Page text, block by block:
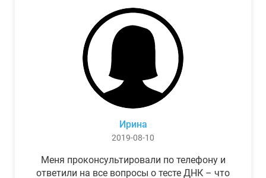
Ирина
2019-08-10
Меня проконсультировали по телефону и
ответили на все вопросы о тесте ДНК – что